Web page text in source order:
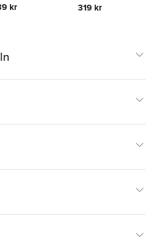
kr 319 kr